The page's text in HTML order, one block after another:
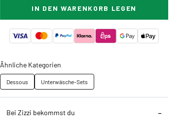
IN DEN WARENKORB LEGEN
Ähnliche Kategorien
Dessous Unterwäsche-Sets
Bei Zizzi bekommst du